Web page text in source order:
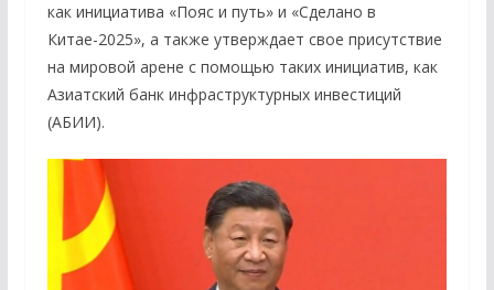
как инициатива «Пояс и путь» и «Сделано в
Китае-2025», а также утверждает свое присутствие
на мировой арене с помощью таких инициатив, как
Азиатский банк инфраструктурных инвестиций
(АБИИ).